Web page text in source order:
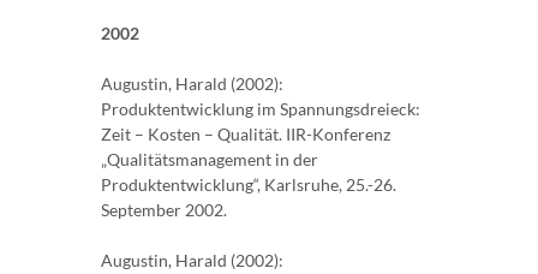
2002
Augustin, Harald (2002):
Produktentwicklung im Spannungsdreieck:
Zeit – Kosten – Qualität. IIR-Konferenz
„Qualitätsmanagement in der
Produktentwicklung“, Karlsruhe, 25.-26.
September 2002.
Augustin, Harald (2002):